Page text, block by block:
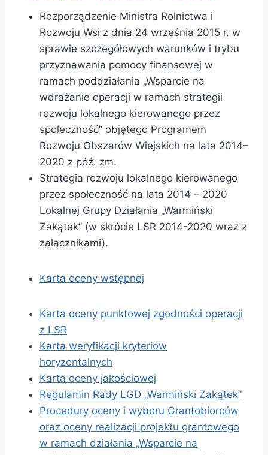
Rozporządzenie Ministra Rolnictwa i
Rozwoju Wsi z dnia 24 września 2015 r. w
sprawie szczegółowych warunków i trybu
przyznawania pomocy finansowej w
ramach poddziałania „Wsparcie na
wdrażanie operacji w ramach strategii
rozwoju lokalnego kierowanego przez
społeczność” objętego Programem
Rozwoju Obszarów Wiejskich na lata 2014–
2020 z póź. zm.
Strategia rozwoju lokalnego kierowanego
przez społeczność na lata 2014 – 2020
Lokalnej Grupy Działania „Warmiński
Zakątek” (w skrócie LSR 2014-2020 wraz z
załącznikami).
Karta oceny wstępnej
Karta oceny punktowej zgodności operacji
z LSR
Karta weryfikacji kryteriów
horyzontalnych
Karta oceny jakościowej
Regulamin Rady LGD „Warmiński Zakątek”
Procedury oceny i wyboru Grantobiorców
oraz oceny realizacji projektu grantowego
w ramach działania „Wsparcie na